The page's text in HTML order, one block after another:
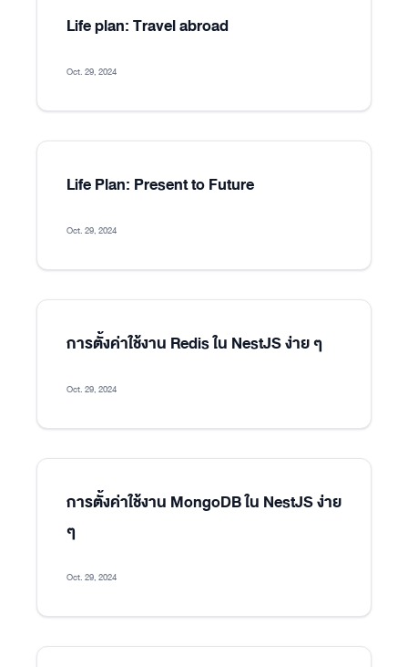
Life plan: Travel abroad
Oct. 29, 2024
Life Plan: Present to Future
Oct. 29, 2024
การตั้งค่าใช้งาน Redis ใน NestJS ง่าย ๆ
Oct. 29, 2024
การตั้งค่าใช้งาน MongoDB ใน NestJS ง่าย
ๆ
Oct. 29, 2024